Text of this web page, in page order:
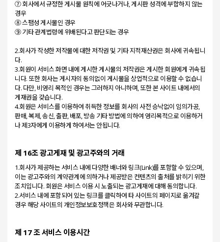
⑦ 회사에서 규정한 게시물 원칙에 어긋나거나, 게시판 성격에 부합하지 않는
경우
⑧ 스팸성 게시물인 경우
⑨ 기타 관계법령에 위배된다고 판단되는 경우
2.회사가 작성한 저작물에 대한 저작권 및 기타 지적재산권은 회사에 귀속됩니
다.
3.회원이 서비스 화면 내에 게시한 게시물의 저작권은 게시한 회원에게 귀속됩
니다. 또한 회사는 게시자의 동의없이 게시물을 상업적으로 이용할 수 없습니
다. 다만, 비영리 목적인 경우는 그러하지 아니하며, 또한 본 사이트 내에서의
게재권을 갖습니다.
4.회원은 서비스를 이용하여 취득한 정보를 회사의 사전 승낙없이 임의가공,
판매, 복제, 송신, 출판, 배포, 방송 기타 방법에 의하여 영리목적으로 이용하거
제 16조 광고게재 및 광고주와의 거래
1.회사가 제공하는 서비스 내에 다양한 배너와 링크(Link)를 포함할 수 있으며,
이는 광고주와의 계약관계에 의하거나 제공받은 컨텐츠의 출처를 밝히기 위한
조치입니다. 회원은 서비스 이용 시 노출되는 광고게재에 대해 동의합니다.
2.서비스 내에 포함되어 있는 링크를 클릭하여 타 사이트의 페이지로 옮겨갈
제 17 조 서비스 이용시간